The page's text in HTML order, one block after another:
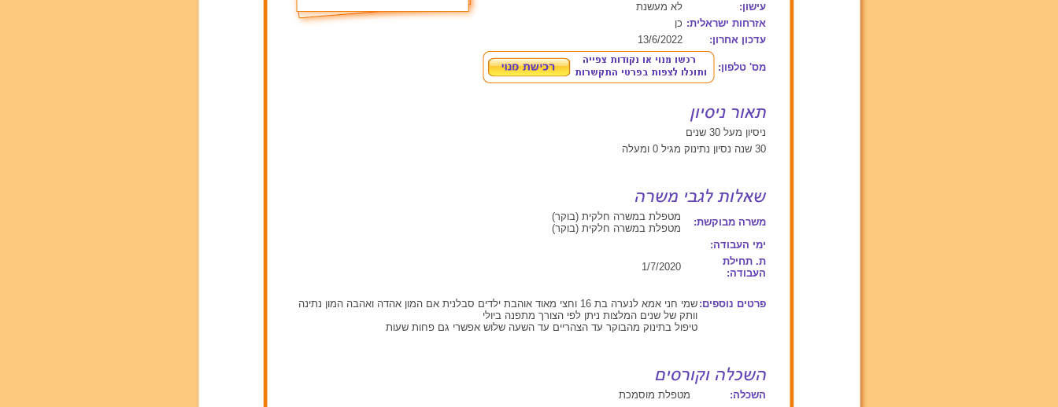
עישון:
לא מעשנת
אזרחות ישראלית: כן
עדכון אחרון:
13/6/2022
מס' טלפון:
ניסיון מעל 30 שנים
30 שנה נסיון נתינוק מגיל 0 ומעלה
משרה מבוקשת:
מטפלת במשרה חלקית (בוקר)
מטפלת במשרה חלקית (בוקר)
ימי העבודה:
ת. תחילת
העבודה:
1/7/2020
פרטים נוספים:
שמי חני אמא לנערה בת 16 וחצי מאוד אוהבת ילדים סבלנית אם המון אהדה ואהבה המון נתינה
וותק של שנים המלצות ניתן לפי הצורך מתפנה ביולי
טיפול בתינוק מהבוקר עד הצהריים עד השעה שלוש אפשרי גם פחות שעות
השכלה:
מטפלת מוסמכת